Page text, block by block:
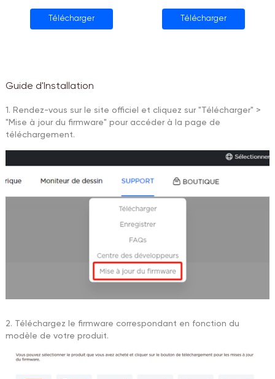
Télécharger Télécharger
Guide d'Installation
1. Rendez-vous sur le site officiel et cliquez sur "Télécharger" >
"Mise à jour du firmware" pour accéder à la page de
téléchargement.
2. Téléchargez le firmware correspondant en fonction du
modèle de votre produit.